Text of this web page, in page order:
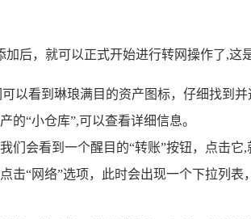
后，就可以正式开始进行转网操作了,这
以看到琳琅满目的资产图标，仔细找到
的“小仓库”,可以查看详细信息。
们会看到一个醒目的“转账”按钮，点击它,
击“网络”选项，此时会出现一个下拉列